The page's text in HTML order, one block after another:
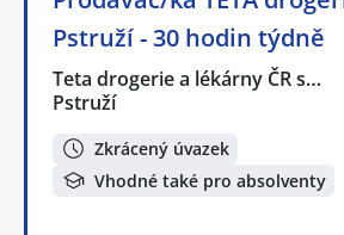
Pstruží - 30 hodin týdně
Teta drogerie a lékárny ČR s…
Pstruží
Zkrácený úvazek
Vhodné také pro absolventy